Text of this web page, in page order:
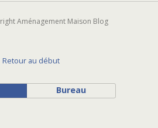
Aménagement Maison Blog
Retour au début
Bureau